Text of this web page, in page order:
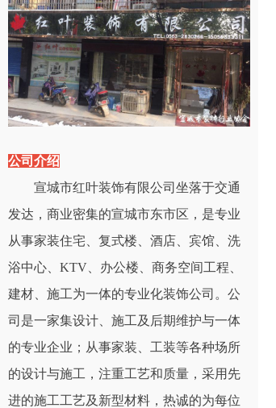
公司介绍
宣城市红叶装饰有限公司坐落于交通
发达，商业密集的宣城市东市区，是专业
从事家装住宅、复式楼、酒店、宾馆、洗
浴中心、KTV、办公楼、商务空间工程、
建材、施工为一体的专业化装饰公司。公
司是一家集设计、施工及后期维护与一体
的专业企业；从事家装、工装等各种场所
的设计与施工，注重工艺和质量，采用先
进的施工工艺及新型材料，热诚的为每位